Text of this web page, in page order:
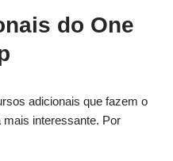
do One
adicionais que fazem o
mais interessante. Por